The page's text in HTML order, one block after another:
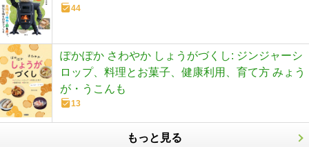
44
ぽかぽか さわやか しょうがづくし: ジンジャーシ
ロップ、料理とお菓子、健康利用、育て方 みょう
が・うこんも
13
もっと見る